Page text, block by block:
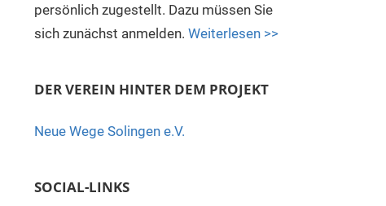
persönlich zugestellt. Dazu müssen Sie
sich zunächst anmelden. Weiterlesen >>
DER VEREIN HINTER DEM PROJEKT
Neue Wege Solingen e.V.
SOCIAL-LINKS